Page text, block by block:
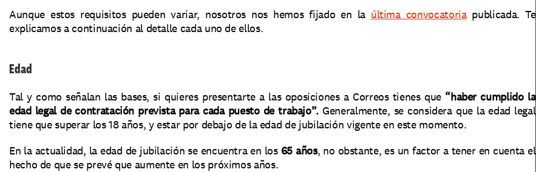
Aunque estos requisitos pueden variar, nosotros nos hemos fijado en la última convocatoria publicada. Te
explicamos a continuación al detalle cada uno de ellos.
Edad
Tal y como señalan las bases, si quieres presentarte a las oposiciones a Correos tienes que “haber cumplido la
edad legal de contratación prevista para cada puesto de trabajo”. Generalmente, se considera que la edad legal
tiene que superar los 18 años, y estar por debajo de la edad de jubilación vigente en este momento.
En la actualidad, la edad de jubilación se encuentra en los 65 años, no obstante, es un factor a tener en cuenta el
hecho de que se prevé que aumente en los próximos años.